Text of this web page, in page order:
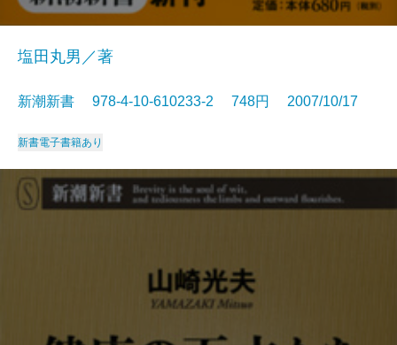
塩田丸男／著
新潮新書 978-4-10-610233-2 748円 2007/10/17
新書電子書籍あり